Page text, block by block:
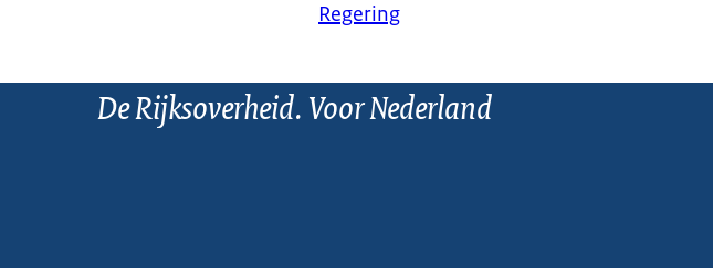
Regering
De Rijksoverheid. Voor Nederland